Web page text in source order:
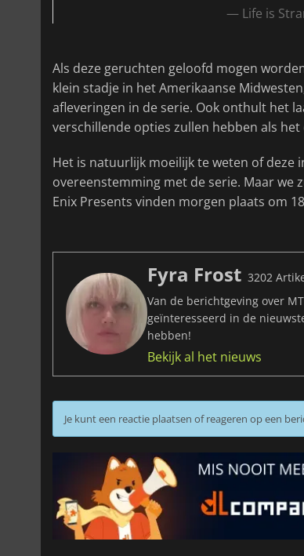
— Life is
Als deze geruchten geloofd mogen
klein stadje in het Amerikaanse
afleveringen in de serie. Ook onthult het
verschillende opties zullen hebben als
Het is natuurlijk moeilijk te weten of deze
overeenstemming met de serie. Maar we
Enix Presents vinden morgen plaats om
Fyra Frost 3202
Van de berichtgeving over
geïnteresseerd in de
hebben!
Bekijk al het nieuws
Je kunt een reactie plaatsen of reageren op een